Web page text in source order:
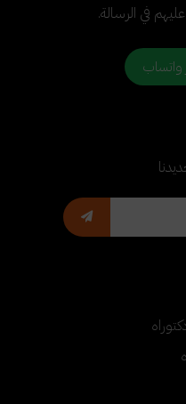
في الرسالة.
واتساب